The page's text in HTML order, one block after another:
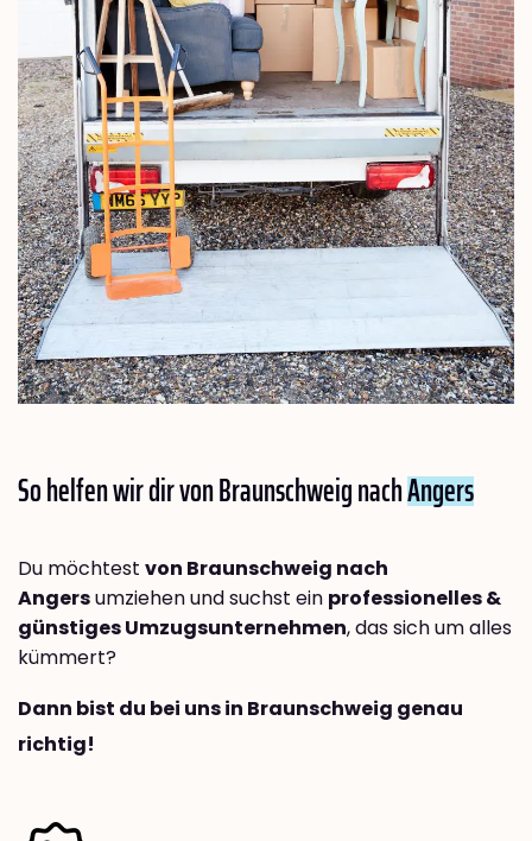
So helfen wir dir von Braunschweig nachAngers
Du möchtest von Braunschweig nach
Angersumziehen und suchst ein professionelles &
günstiges Umzugsunternehmen, das sich um alles
kümmert?
Dann bist du bei uns in Braunschweig genau
richtig!